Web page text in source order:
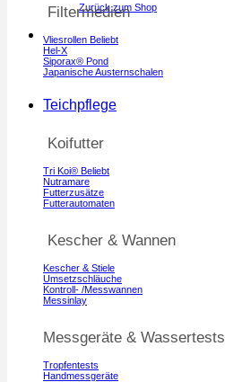
Zurück zum Shop
Filtermedien
Vliesrollen
Hel-X
Siporax® Pond
Japanische Austernschalen
Teichpflege
Koifutter
Tri Koi®
Nutramare
Futterzusätze
Futterautomaten
Kescher & Wannen
Kescher & Stiele
Umsetzschläuche
Kontroll- /Messwannen
Messinlay
Messgeräte & Wassertests
Tropfentests
Handmessgeräte